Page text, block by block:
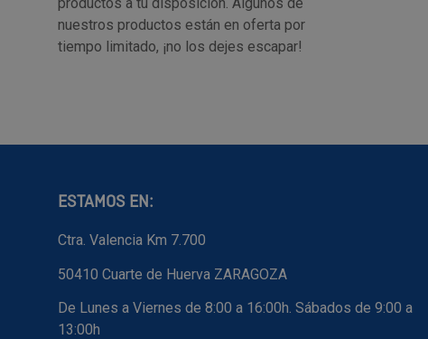
nuestros productos están en oferta por
tiempo limitado, ¡no los dejes escapar!
ESTAMOS EN:
Ctra. Valencia Km 7.700
50410 Cuarte de Huerva ZARAGOZA
De Lunes a Viernes de 8:00 a 16:00h. Sábados de 9:00 a
13:00h